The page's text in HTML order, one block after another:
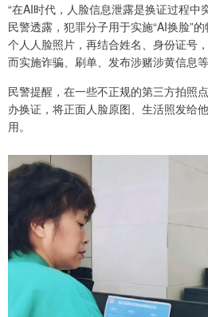
“在AI时代，人脸信息泄露是换证过程中
民警透露，犯罪分子用于实施“AI换脸”
个人人脸照片，再结合姓名、身份证号
而实施诈骗、刷单、发布涉赌涉黄信息等
民警提醒，在一些不正规的第三方拍照
办换证，将正面人脸原图、生活照发给
用。